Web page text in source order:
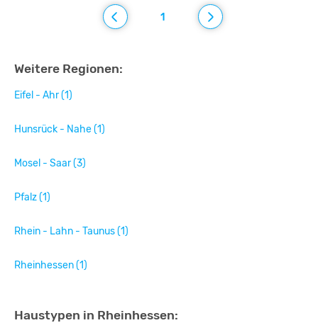
1
Weitere Regionen:
Eifel - Ahr (1)
Hunsrück - Nahe (1)
Mosel - Saar (3)
Pfalz (1)
Rhein - Lahn - Taunus (1)
Rheinhessen (1)
Haustypen in Rheinhessen: